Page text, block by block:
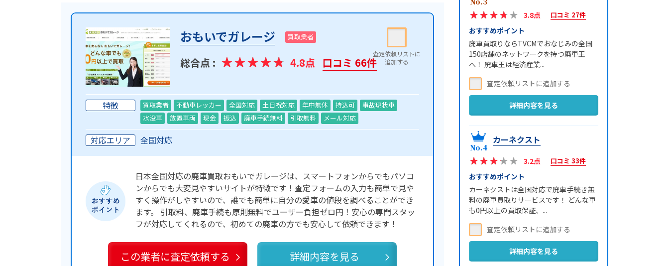
おもいでガレージ 買取業者
総合点 : 4.8点 口コミ 66件
特徴 買取業者 不動車レッカー 全国対応 土日祝対応 年中無休 持込可
事故現状車
水没車
放置車両 現金 振込 廃車手続無料 引取無料 メール対応
対応エリア 全国対応
日本全国対応の廃車買取おもいでガレージは、スマートフォンからでもパソコ
ンからでも大変見やすいサイトが特徴です！査定フォームの入力も簡単で見や
すく操作がしやすいので、誰でも簡単に自分の愛車の値段を調べることができ
ます。 引取料、廃車手続も原則無料でユーザー負担ゼロ円！安心の専門スタッ
フが対応してくれるので、初めての廃車の方でも安心して依頼できます！
この業者に査定依頼する 詳細内容を見る
3.8点 口コミ 27件
おすすめポイント
廃車買取りならTVCMでおなじみの全国
150店舗のネットワークを持つ廃車王
へ！ 廃車王は経済産業...
詳細内容を見る
カーネクスト
3.2点 口コミ 33件
おすすめポイント
カーネクストは全国対応で廃車手続き無
料の廃車買取りサービスです！ どんな車
も0円以上の買取保証、...
詳細内容を見る